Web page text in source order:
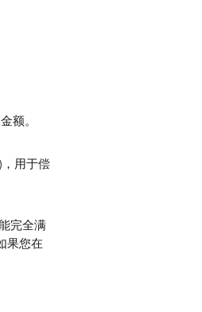
额。
用于偿
完全满
果您在